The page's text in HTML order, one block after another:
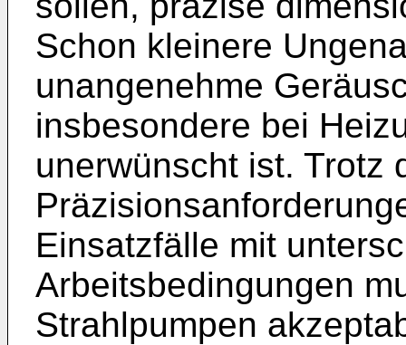
Schon kleinere
unangenehme
insbesondere bei
unerwünscht ist. Trotz
Einsatzfälle mit
Arbeitsbedingungen
Strahlpumpen